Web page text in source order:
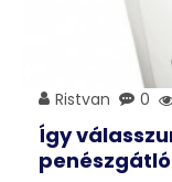
Ristvan 0
Így